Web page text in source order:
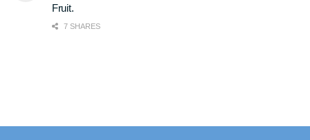
Fruit.
7 SHARES